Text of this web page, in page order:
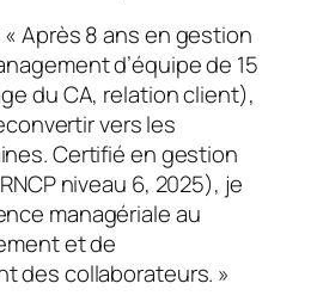
Après 8 ans en gestion
d’équipe de 15
du CA, relation client),
vers les
Certifié en gestion
niveau 6, 2025), je
managériale au
et de
des collaborateurs. »